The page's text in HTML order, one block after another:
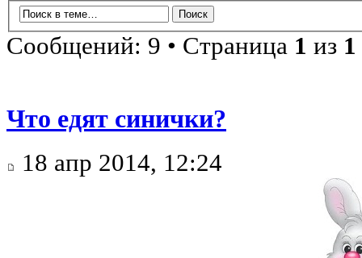
Сообщений: 9 • Страница 1 из 1
Что едят синички?
18 апр 2014, 12:24